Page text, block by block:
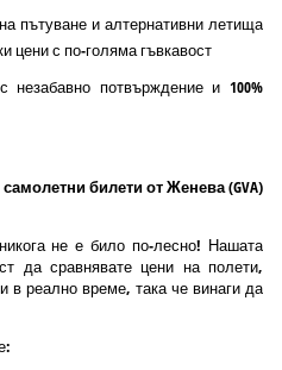
пътуване и алтернативни летища
цени с по-голяма гъвкавост
потвърждение и 100%
билети от Женева (GVA)
не е било по-лесно! Нашата
да сравнявате цени на полети,
в реално време, така че винаги да